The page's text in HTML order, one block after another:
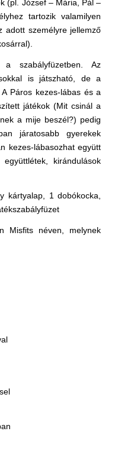
(pl. József – Mária, Pál –
tartozik valamilyen
adott személyre jellemző
a szabályfüzetben. Az
is játszható, de a
Páros kezes-lábas és a
játékok (Mit csinál a
a mije beszél?) pedig
járatosabb gyerekek
kezes-lábasozhat együtt
kirándulások
kártyalap, 1 dobókocka,
Misfits néven, melynek